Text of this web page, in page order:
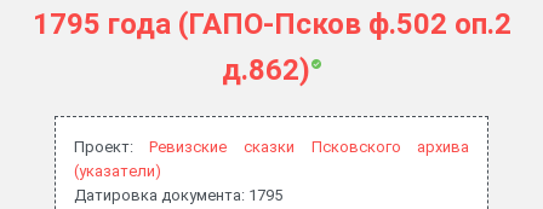
1795 года (ГАПО-Псков ф.502 оп.2
д.862)
Проект:Ревизские сказки Псковского архива
(указатели)
Датировка документа: 1795